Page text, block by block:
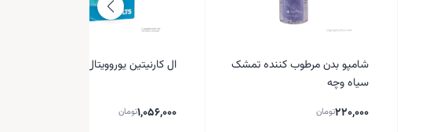
شامپو بدن مرطوب کننده تمشک
سیاه وچه
220,000تومان
ال کارنیتین یوروویتال 500 میلی گرم
1,056,000تومان